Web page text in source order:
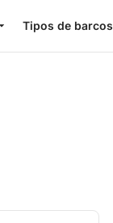
Tipos de barcos